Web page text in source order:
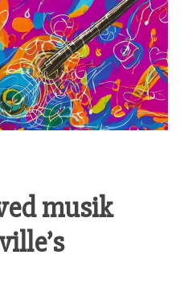
musik